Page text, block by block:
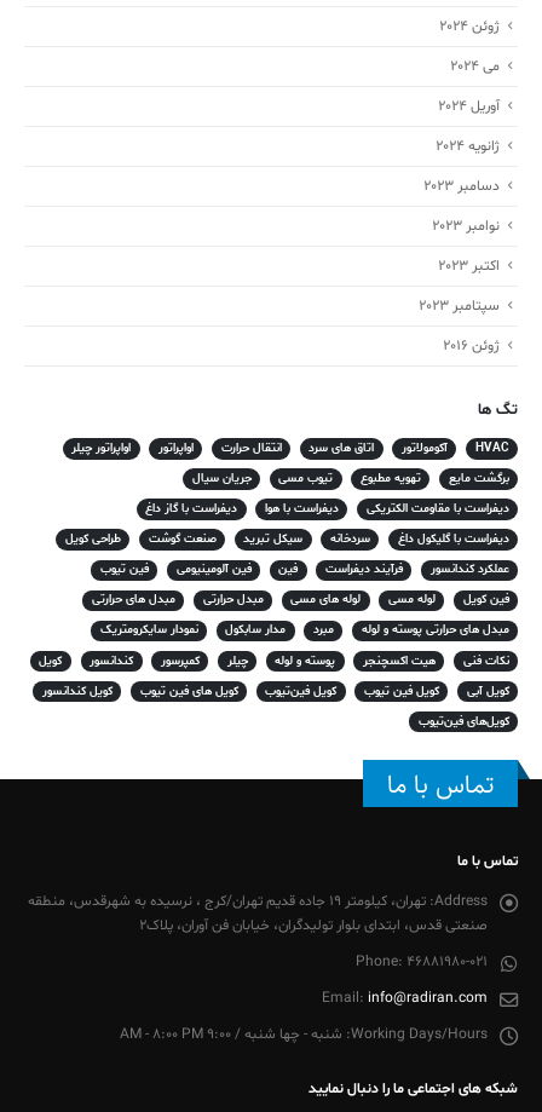
ژوئن 2024
می 2024
آوریل 2024
ژانویه 2024
دسامبر 2023
نوامبر 2023
اکتبر 2023
سپتامبر 2023
ژوئن 2016
تگ ها
HVAC آکومولاتور اتاق های سرد انتقال حرارت اواپراتور
اواپراتور چیلر
برگشت مایع
تهویه مطبوع تیوب مسی
جریان سیال
دیفراست با مقاومت الکتریکی
دیفراست با هوا
دیفراست با گاز داغ
دیفراست با گلیکول داغ
سردخانه سیکل تبرید صنعت گوشت
طراحی کویل
عملکرد کندانسور
فرآیند دیفراست فین فین آلومینیومی
فین تیوب
فین کویل
لوله مسی لوله های مسی مبدل حرارتی
مبدل های حرارتی
مبدل های حرارتی پوسته و لوله
مبرد مدار سابکول
نمودار سایکرومتریک
نکات فنی
هیت اکسچنجر پوسته و لوله چیلر کمپرسور کندانسور
کویل
کویل آبی
کویل فین تیوب کویل فین‌تیوب کویل های فین تیوب
کویل کندانسور
کویل‌های فین‌تیوب
تماس با ما
تماس با ما
Address:
تهران، کیلومتر 19 جاده قدیم تهران/کرج ، نرسیده به شهرقدس، منطقه
صنعتی قدس، ابتدای بلوار تولیدگران، خیابان فن آوران، پلاک2
Phone: 46881980-021
Email: info@radiran.com
Working Days/Hours: شنبه - چها شنبه / 9:00 AM - 8:00 PM
شبکه های اجتماعی ما را دنبال نمایید